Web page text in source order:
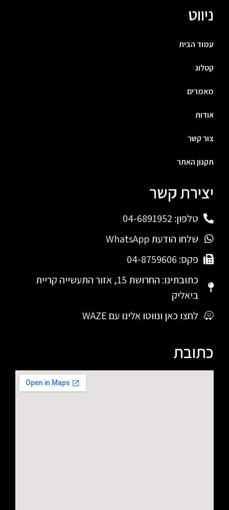
ניווט
עמוד הבית
קטלוג
מאמרים
אודות
צור קשר
תקנון האתר
יצירת קשר
טלפון: 04-6891952
שלחו הודעת WhatsApp
פקס: 04-8759606
כתובתינו: החרושת 15, אזור התעשייה קריית
ביאליק
לחצו כאן ונווטו אלינו עם WAZE
כתובת